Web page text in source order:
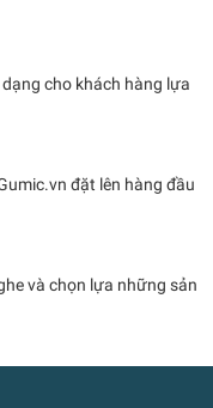
cho khách hàng lựa
đặt lên hàng đầu
và chọn lựa những sản